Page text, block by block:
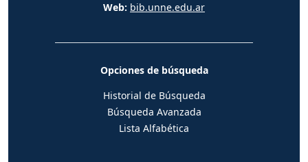
Web: bib.unne.edu.ar
Opciones de búsqueda
Historial de Búsqueda
Búsqueda Avanzada
Lista Alfabética